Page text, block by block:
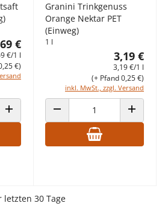
€
€/1 l
€)
ANZAHL ERHÖHEN
Granini Trinkgenuss
Orange Nektar PET
(Einweg)
1 l
3,19 €
3,19 €/1 l
inkl. MwSt., zzgl. Versand
(+ Pfand 0,25 €)
ANZAHL VERRINGERN ANZAHL
30 Tage